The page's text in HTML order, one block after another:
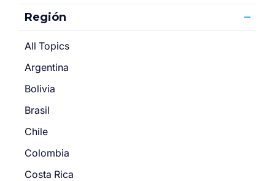
Región
All Topics
Argentina
Bolivia
Brasil
Chile
Colombia
Costa Rica